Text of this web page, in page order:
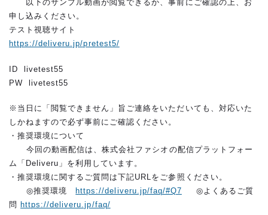
以下のサンプル動画が閲覧できるか、事前にご確認の上、お
申し込みください。
テスト視聴サイト
https://deliveru.jp/pretest5/
ID livetest55
PW livetest55
※当日に「閲覧できません」旨ご連絡をいただいても、対応いた
しかねますので必ず事前にご確認ください。
・推奨環境について
今回の動画配信は、株式会社ファシオの配信プラットフォー
ム「Deliveru」を利用しています。
・推奨環境に関するご質問は下記URLをご参照ください。
◎推奨環境
https://deliveru.jp/faq/#Q7 ◎よくあるご質
問 https://deliveru.jp/faq/